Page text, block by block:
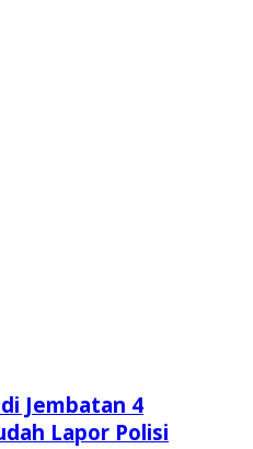
Jembatan 4
Lapor Polisi